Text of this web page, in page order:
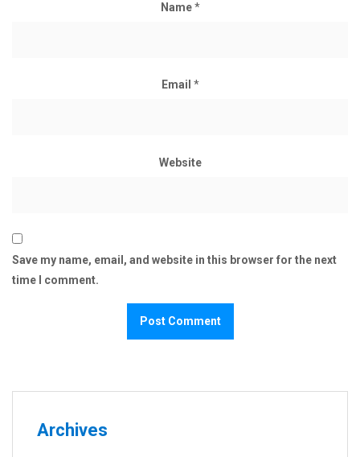
Name*
Email *
Website
Save my name, email, and website in this browser for the next
time I comment.
Archives